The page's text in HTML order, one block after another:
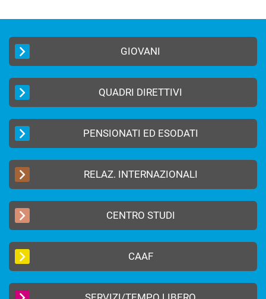
GIOVANI
QUADRI DIRETTIVI
PENSIONATI ED ESODATI
RELAZ. INTERNAZIONALI
CENTRO STUDI
CAAF